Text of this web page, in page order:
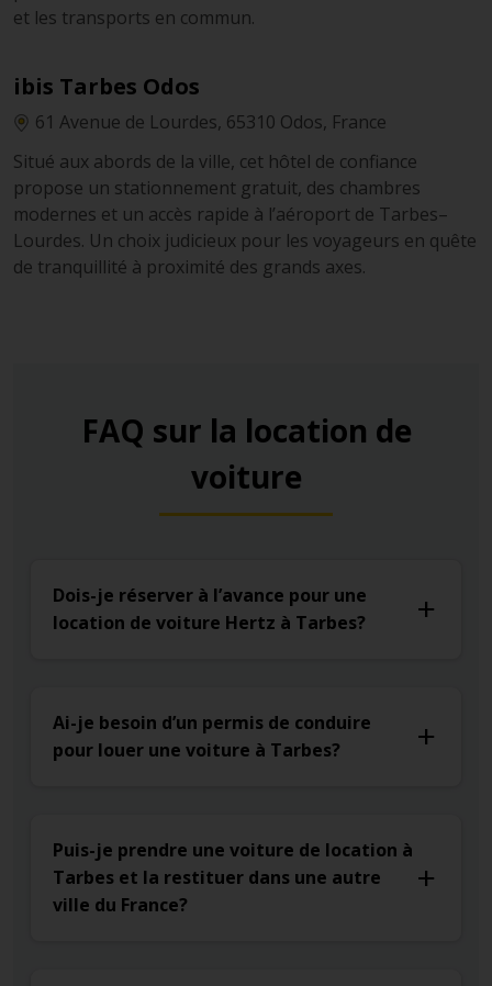
et les transports en commun.
ibis Tarbes Odos
61 Avenue de Lourdes, 65310 Odos, France
Situé aux abords de la ville, cet hôtel de confiance
propose un stationnement gratuit, des chambres
modernes et un accès rapide à l’aéroport de Tarbes–
Lourdes. Un choix judicieux pour les voyageurs en quête
de tranquillité à proximité des grands axes.
FAQ sur la location de
voiture
Dois-je réserver à l’avance pour une
location de voiture Hertz à Tarbes?
Ai-je besoin d’un permis de conduire
pour louer une voiture à Tarbes?
Puis-je prendre une voiture de location à
Tarbes et la restituer dans une autre
ville du France?